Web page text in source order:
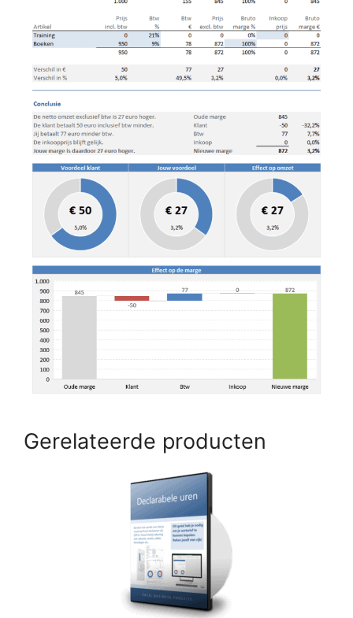
Gerelateerde producten